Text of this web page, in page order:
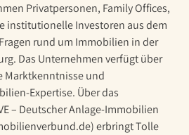
Privatpersonen, Family Offices,
institutionelle Investoren aus dem
rund um Immobilien in der
Das Unternehmen verfügt über
Marktkenntnisse und
Expertise. Über das
– Deutscher Anlage-Immobilien
erbringt Tolle